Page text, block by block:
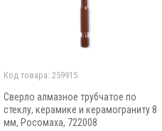
Код товара: 259915
Сверло алмазное трубчатое по
стеклу, керамике и керамограниту 8
мм, Росомаха, 722008